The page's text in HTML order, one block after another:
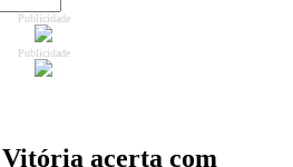
Publicidade
Publicidade
acerta com